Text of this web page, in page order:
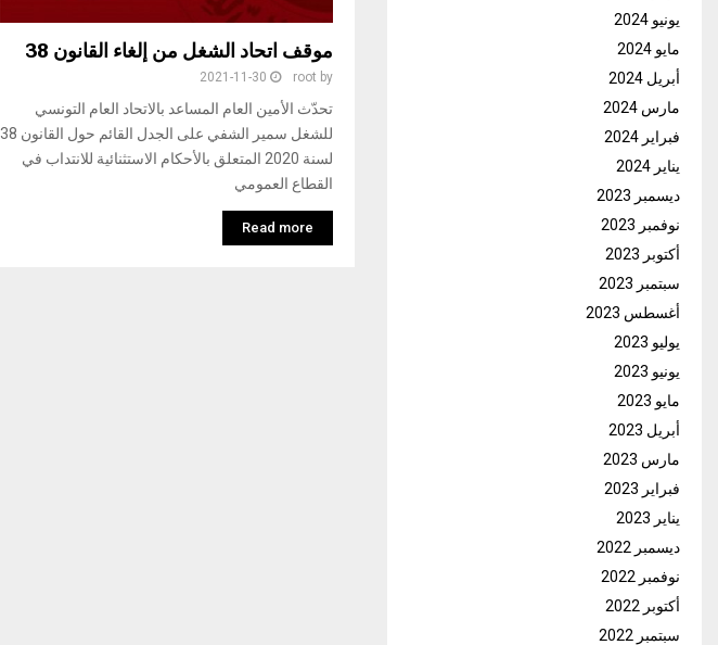
موقف اتحاد الشغل من إلغاء القانون 38
by
root
2021-11-30
تحدّث الأمين العام المساعد بالاتحاد العام التونسي
للشغل سمير الشفي على الجدل القائم حول القانون 38
لسنة 2020 المتعلق بالأحكام الاستثنائية للانتداب في
القطاع العمومي
Read more
يونيو 2024
مايو 2024
أبريل 2024
مارس 2024
فبراير 2024
يناير 2024
ديسمبر 2023
نوفمبر 2023
أكتوبر 2023
سبتمبر 2023
أغسطس 2023
يوليو 2023
يونيو 2023
مايو 2023
أبريل 2023
مارس 2023
فبراير 2023
يناير 2023
ديسمبر 2022
نوفمبر 2022
أكتوبر 2022
سبتمبر 2022